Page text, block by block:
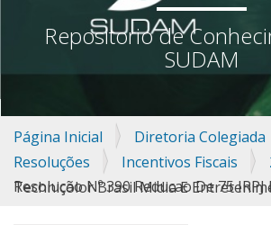
Repositorio de
SUDAM
Página Inicial
Diretoria Colegiada
Resoluções
Incentivos Fiscais
Resolução Nº 390 Reducao De 75 IRPJ Empresa Technicolor Brasil